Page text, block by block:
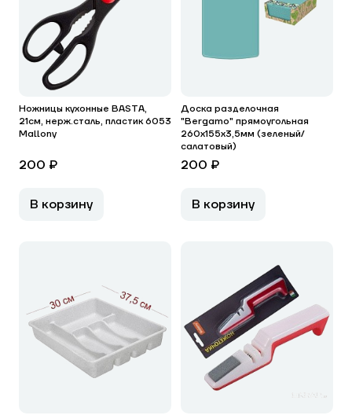
Ножницы кухонные BASTA,
21см, нерж.сталь, пластик 6053
Mallony
200 ₽
В корзину
Доска разделочная
"Bergamo" прямоугольная
260x155x3,5мм (зеленый/
салатовый)
200 ₽
В корзину